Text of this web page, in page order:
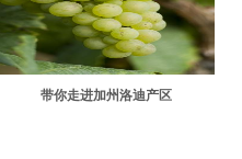
带你走进加州洛迪产区